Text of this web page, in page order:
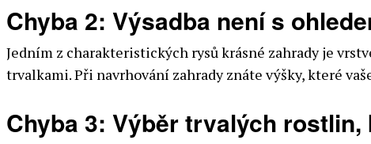
Chyba 2: Výsadba není s
Jedním z charakteristických rysů krásné zahrady je
trvalkami. Při navrhování zahrady znáte výšky, které
Chyba 3: Výběr trvalých